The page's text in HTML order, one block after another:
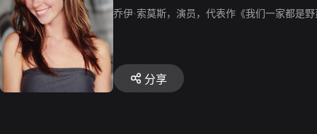
乔伊·索莫斯，演员，代表作《我们一家都是
分享